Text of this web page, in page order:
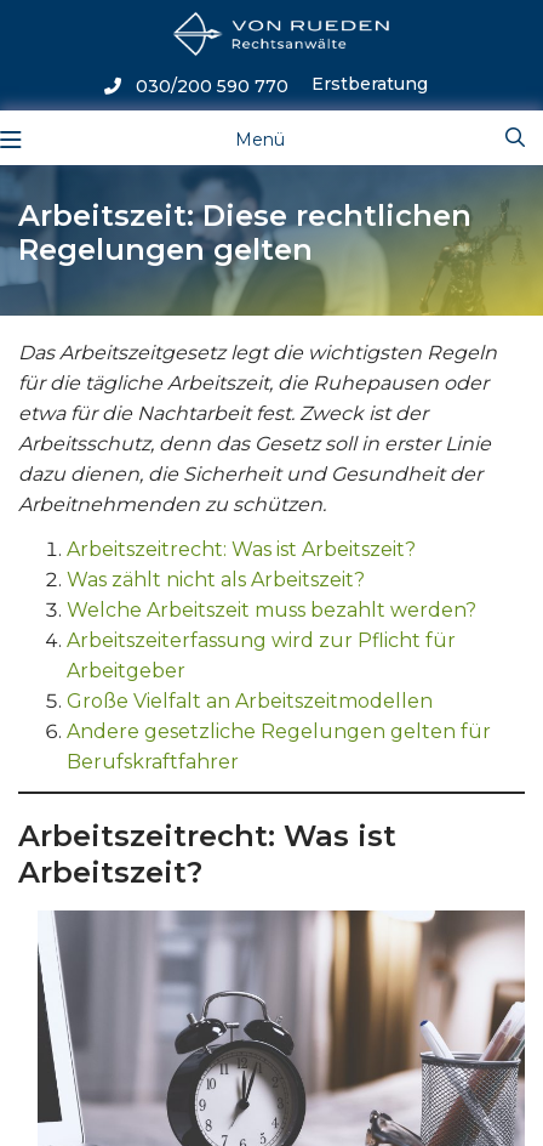
Menü
030/200 590 770 Erstberatung
Arbeitszeit: Diese rechtlichen
Regelungen gelten
Das Arbeitszeitgesetz legt die wichtigsten Regeln
für die tägliche Arbeitszeit, die Ruhepausen oder
etwa für die Nachtarbeit fest. Zweck ist der
Arbeitsschutz, denn das Gesetz soll in erster Linie
dazu dienen, die Sicherheit und Gesundheit der
Arbeitnehmenden zu schützen.
Arbeitszeitrecht: Was ist Arbeitszeit?
Was zählt nicht als Arbeitszeit?
Welche Arbeitszeit muss bezahlt werden?
Arbeitszeiterfassung wird zur Pflicht für
Arbeitgeber
Große Vielfalt an Arbeitszeitmodellen
Andere gesetzliche Regelungen gelten für
Berufskraftfahrer
Arbeitszeitrecht: Was ist
Arbeitszeit?